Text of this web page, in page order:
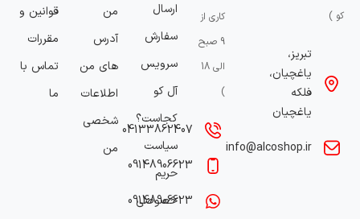
کو )
تبریز،
یاغچیان،
فلکه
یاغچیان
info@alcoshop.ir
کاری از
9 صبح
الی 18
)
04133862407
09148906623
09148906623
ارسال
سفارش
سرویس
آل کو
کجاست؟
سیاست
حریم
خصوصی
من
آدرس
های من
اطلاعات
شخصی
من
قوانین و
مقررات
تماس با
ما